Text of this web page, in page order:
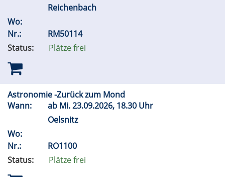
Reichenbach
Wo:
Nr.:
RM50114
Status:
Plätze frei
Astronomie -Zurück zum Mond
Wann:
ab Mi.23.09.2026, 18.30 Uhr
Oelsnitz
Wo:
Nr.:
RO1100
Status:
Plätze frei